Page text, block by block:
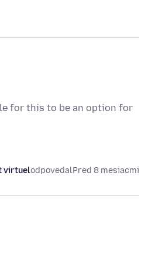
for this to be an option for
virtuelodpovedalPred 8 mesiacmi